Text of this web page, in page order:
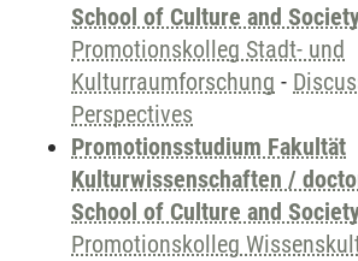
School of Culture and
Promotionskolleg Stadt- und
Kulturraumforschung -
Perspectives
Promotionsstudium Fakultät
Kulturwissenschaften /
School of Culture and
Promotionskolleg